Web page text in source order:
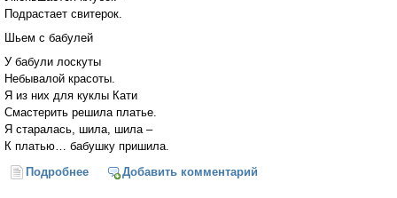
Подрастает свитерок.
Шьем с бабулей
У бабули лоскуты
Небывалой красоты.
Я из них для куклы Кати
Смастерить решила платье.
Я старалась, шила, шила –
К платью… бабушку пришила.
Подробнее о Семь стишков о бабушке
Добавить комментарий